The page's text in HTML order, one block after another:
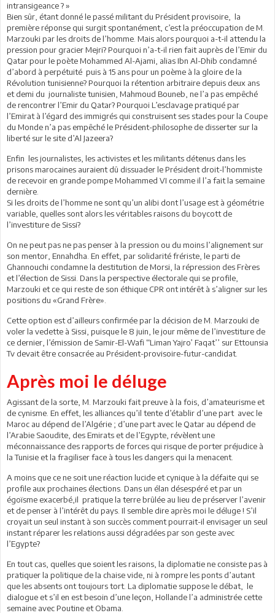
intransigeance ? »
Bien sûr, étant donné le passé militant du Président provisoire, la
première réponse qui surgit spontanément, c’est la préoccupation de M.
Marzouki par les droits de l’homme. Mais alors pourquoi a-t-il attendu la
pression pour gracier Mejri? Pourquoi n’a-t-il rien fait auprès de l’Emir du
Qatar pour le poète Mohammed Al-Ajami, alias Ibn Al-Dhib condamné
d’abord à perpétuité puis à 15 ans pour un poème à la gloire de la
Révolution tunisienne? Pourquoi la rétention arbitraire depuis deux ans
et demi du journaliste tunisien, Mahmoud Bouneb, ne l’a pas empêché
de rencontrer l’Emir du Qatar? Pourquoi L’esclavage pratiqué par
l’Emirat à l’égard des immigrés qui construisent ses stades pour la Coupe
du Monde n’a pas empêché le Président-philosophe de disserter sur la
liberté sur le site d’Al Jazeera?
Enfin les journalistes, les activistes et les militants détenus dans les
prisons marocaines auraient dû dissuader le Président droit-l’hommiste
de recevoir en grande pompe Mohammed VI comme il l’a fait la semaine
dernière.
Si les droits de l’homme ne sont qu’un alibi dont l’usage est à géométrie
variable, quelles sont alors les véritables raisons du boycott de
l’investiture de Sissi?
On ne peut pas ne pas penser à la pression ou du moins l’alignement sur
son mentor, Ennahdha. En effet, par solidarité frériste, le parti de
Ghannouchi condamne la destitution de Morsi, la répression des Frères
et l’élection de Sissi. Dans la perspective électorale qui se profile,
Marzouki et ce qui reste de son éthique CPR ont intérêt à s’aligner sur les
positions du «Grand Frère».
Cette option est d’ailleurs confirmée par la décision de M. Marzouki de
voler la vedette à Sissi, puisque le 8 juin, le jour même de l’investiture de
ce dernier, l’émission de Samir-El-Wafi ‘‘Liman Yajro’ Faqat’’ sur Ettounsia
Tv devait être consacrée au Président-provisoire-futur-candidat.
Après moi le déluge
Agissant de la sorte, M. Marzouki fait preuve à la fois, d’amateurisme et
de cynisme. En effet, les alliances qu’il tente d’établir d’une part avec le
Maroc au dépend de l’Algérie ; d’une part avec le Qatar au dépend de
l’Arabie Saoudite, des Emirats et de l’Egypte, révèlent une
méconnaissance des rapports de forces qui risque de porter préjudice à
la Tunisie et la fragiliser face à tous les dangers qui la menacent.
A moins que ce ne soit une réaction lucide et cynique à la défaite qui se
profile aux prochaines élections. Dans un élan désespéré et par un
égoïsme exacerbé,il pratique la terre brûlée au lieu de préserver l’avenir
et de penser à l’intérêt du pays. Il semble dire après moi le déluge ! S’il
croyait un seul instant à son succès comment pourrait-il envisager un seul
instant réparer les relations aussi dégradées par son geste avec
l’Egypte?
En tout cas, quelles que soient les raisons, la diplomatie ne consiste pas à
pratiquer la politique de la chaise vide, ni à rompre les ponts d’autant
que les absents ont toujours tort. La diplomatie suppose le débat, le
dialogue et s’il en est besoin d’une leçon, Hollande l’a administrée cette
semaine avec Poutine et Obama.